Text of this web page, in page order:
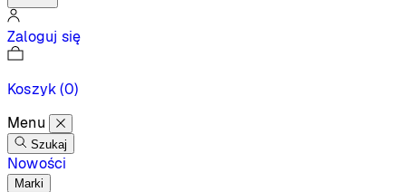
Zaloguj się
Koszyk(0)
Menu
Szukaj
Nowości
Marki